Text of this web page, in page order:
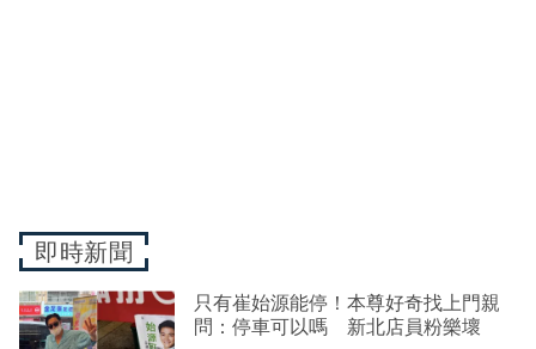
即時新聞
只有崔始源能停！本尊好奇找上門親
問：停車可以嗎 新北店員粉樂壞